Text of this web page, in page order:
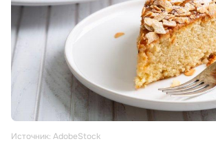
Источник: AdobeStock